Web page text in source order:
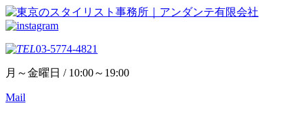
03-5774-4821
月～金曜日 / 10:00～19:00
Mail